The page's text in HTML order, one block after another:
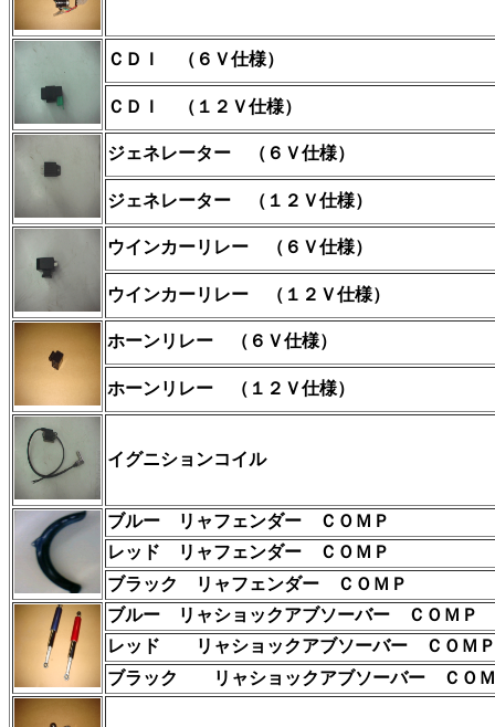
ＣＤＩ （６Ｖ仕様）
ＣＤＩ （１２Ｖ仕様）
ジェネレーター （６Ｖ仕様）
ジェネレーター （１２Ｖ仕様）
ウインカーリレー （６Ｖ仕様）
ウインカーリレー （１２Ｖ仕様）
ホーンリレー （６Ｖ仕様）
ホーンリレー （１２Ｖ仕様）
イグニションコイル
ブルー リャフェンダー ＣＯＭＰ
レッド リャフェンダー ＣＯＭＰ
ブラック リャフェンダー ＣＯＭＰ
ブルー リャショックアブソーバー ＣＯＭＰ
レッド
リャショックアブソーバー ＣＯＭＰ
ブラック
リャショックアブソーバー ＣＯ